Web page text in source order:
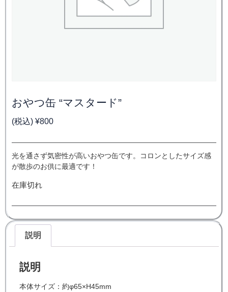
おやつ缶 “マスタード”
(税込) ¥800
光を通さず気密性が高いおやつ缶です。コロンとしたサイズ感
が散歩のお供に最適です！
在庫切れ
説明
説明
本体サイズ：約φ65×H45mm